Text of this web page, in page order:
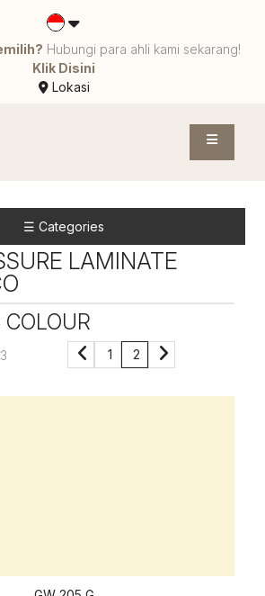
Hubungi para ahli kami sekarang!
Klik Disini
Lokasi
☰ Categories
LAMINATE
COLOUR
1 2